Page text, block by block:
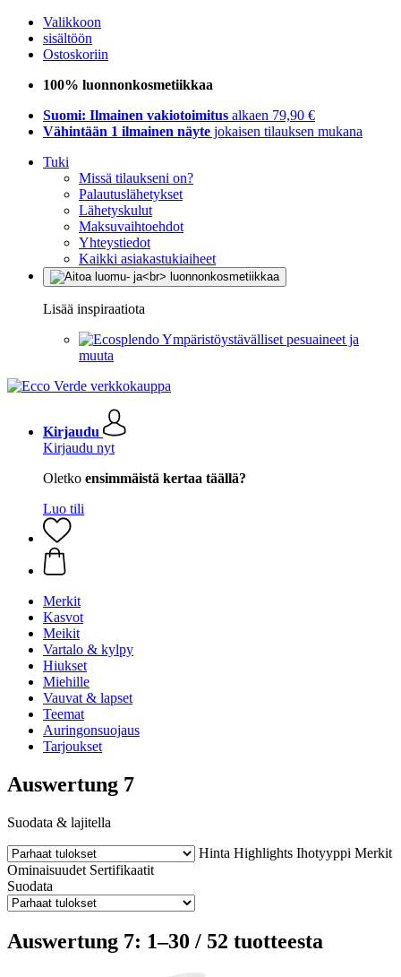
Valikkoon
sisältöön
Ostoskoriin
100% luonnonkosmetiikkaa
Suomi: Ilmainen vakiotoimitus alkaen 79,90 €
Vähintään 1 ilmainen näyte jokaisen tilauksen mukana
Tuki
Missä tilaukseni on?
Palautuslähetykset
Lähetyskulut
Maksuvaihtoehdot
Yhteystiedot
Kaikki asiakastukiaiheet
Lisää inspiraatiota
Ympäristöystävälliset pesuaineet ja
muuta
Kirjaudu
Kirjaudu nyt
Oletko ensimmäistä kertaa täällä?
Luo tili
Merkit
Kasvot
Meikit
Vartalo & kylpy
Hiukset
Miehille
Vauvat & lapset
Teemat
Auringonsuojaus
Tarjoukset
Auswertung 7
Suodata & lajitella
Hinta Highlights Ihotyyppi Merkit
Ominaisuudet Sertifikaatit
Suodata
Auswertung 7: 1–30 / 52 tuotteesta